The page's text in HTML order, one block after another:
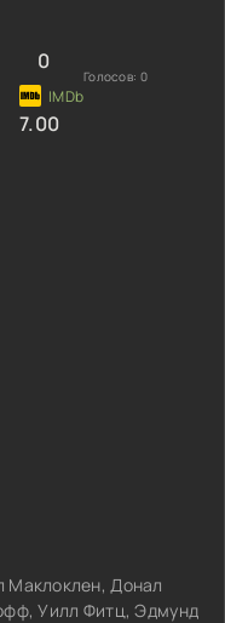
0
Голосов: 0
7.00
Маклоклен, Донал
Уилл Фитц, Эдмунд